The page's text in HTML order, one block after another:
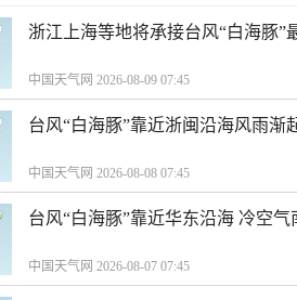
浙江上海等地将承接台风“白海豚”
中国天气网 2026-08-09 07:45
台风“白海豚”靠近浙闽沿海风雨渐
中国天气网 2026-08-08 07:45
台风“白海豚”靠近华东沿海 冷空
中国天气网 2026-08-07 07:45